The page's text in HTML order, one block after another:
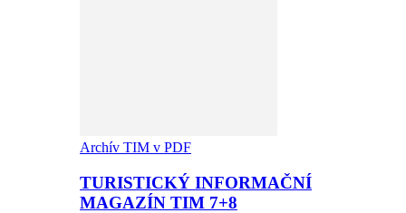
Archív TIM v PDF
TURISTICKÝ INFORMAČNÍ
MAGAZÍN TIM 7+8